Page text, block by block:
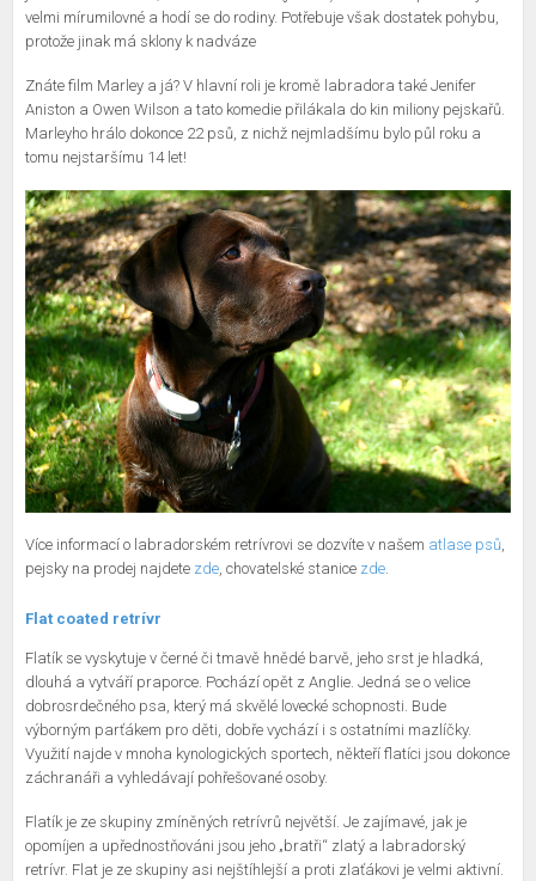
velmi mírumilovné a hodí se do rodiny. Potřebuje však dostatek pohybu,
protože jinak má sklony k nadváze
Znáte film Marley a já? V hlavní roli je kromě labradora také Jenifer
Aniston a Owen Wilson a tato komedie přilákala do kin miliony pejskařů.
Marleyho hrálo dokonce 22 psů, z nichž nejmladšímu bylo půl roku a
tomu nejstaršímu 14 let!
Více informací o labradorském retrívrovi se dozvíte v našem atlase psů,
pejsky na prodej najdete zde, chovatelské stanice zde.
Flat coated retrívr
Flatík se vyskytuje v černé či tmavě hnědé barvě, jeho srst je hladká,
dlouhá a vytváří praporce. Pochází opět z Anglie. Jedná se o velice
dobrosrdečného psa, který má skvělé lovecké schopnosti. Bude
výborným parťákem pro děti, dobře vychází i s ostatními mazlíčky.
Využití najde v mnoha kynologických sportech, někteří flatíci jsou dokonce
záchranáři a vyhledávají pohřešované osoby.
Flatík je ze skupiny zmíněných retrívrů největší. Je zajímavé, jak je
opomíjen a upřednostňováni jsou jeho „bratři“ zlatý a labradorský
retrívr. Flat je ze skupiny asi nejštíhlejší a proti zlaťákovi je velmi aktivní.